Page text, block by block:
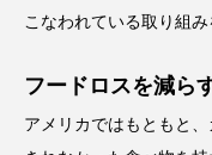
こなわれている取り組み
フードロスを減ら
アメリカではもともと